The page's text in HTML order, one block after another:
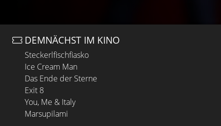
DEMNÄCHST IM KINO
Steckerlfischfiasko
Ice Cream Man
Das Ende der Sterne
Exit 8
You, Me & Italy
Marsupilami